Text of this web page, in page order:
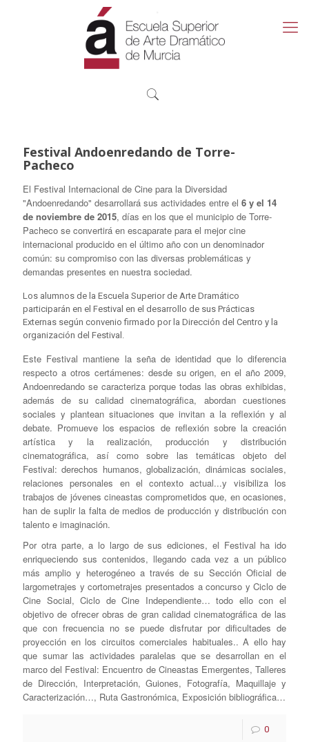
Festival Andoenredando de Torre-
Pacheco
El Festival Internacional de Cine para la Diversidad
"Andoenredando" desarrollará sus actividades entre el 6 y el 14
de noviembre de 2015, días en los que el municipio de Torre-
Pacheco se convertirá en escaparate para el mejor cine
internacional producido en el último año con un denominador
común: su compromiso con las diversas problemáticas y
demandas presentes en nuestra sociedad.
Los alumnos de la Escuela Superior de Arte Dramático
participarán en el Festival en el desarrollo de sus Prácticas
Externas según convenio firmado por la Dirección del Centro y la
organización del Festival.
Este Festival mantiene la seña de identidad que lo diferencia
respecto a otros certámenes: desde su origen, en el año 2009,
Andoenredando se caracteriza porque todas las obras exhibidas,
además de su calidad cinematográfica, abordan cuestiones
sociales y plantean situaciones que invitan a la reflexión y al
debate. Promueve los espacios de reflexión sobre la creación
artística y la realización, producción y distribución
cinematográfica, así como sobre las temáticas objeto del
Festival: derechos humanos, globalización, dinámicas sociales,
relaciones personales en el contexto actual...y visibiliza los
trabajos de jóvenes cineastas comprometidos que, en ocasiones,
han de suplir la falta de medios de producción y distribución con
talento e imaginación.
Por otra parte, a lo largo de sus ediciones, el Festival ha ido
enriqueciendo sus contenidos, llegando cada vez a un público
más amplio y heterogéneo a través de su Sección Oficial de
largometrajes y cortometrajes presentados a concurso y Ciclo de
Cine Social, Ciclo de Cine Independiente… todo ello con el
objetivo de ofrecer obras de gran calidad cinematográfica de las
que con frecuencia no se puede disfrutar por dificultades de
proyección en los circuitos comerciales habituales.. A ello hay
que sumar las actividades paralelas que se desarrollan en el
marco del Festival: Encuentro de Cineastas Emergentes, Talleres
de Dirección, Interpretación, Guiones, Fotografía, Maquillaje y
Caracterización…, Ruta Gastronómica, Exposición bibliográfica…
0